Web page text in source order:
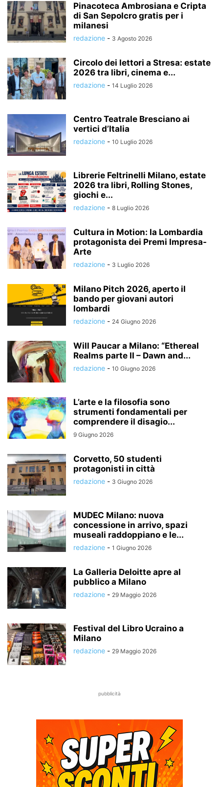
Pinacoteca Ambrosiana e Cripta
di San Sepolcro gratis per i
milanesi
redazione - 3 Agosto 2026
Circolo dei lettori a Stresa: estate
2026 tra libri, cinema e...
redazione - 14 Luglio 2026
Centro Teatrale Bresciano ai
vertici d’Italia
redazione - 10 Luglio 2026
Librerie Feltrinelli Milano, estate
2026 tra libri, Rolling Stones,
giochi e...
redazione - 8 Luglio 2026
Cultura in Motion: la Lombardia
protagonista dei Premi Impresa-
Arte
redazione - 3 Luglio 2026
Milano Pitch 2026, aperto il
bando per giovani autori
lombardi
redazione - 24 Giugno 2026
Will Paucar a Milano: “Ethereal
Realms parte II – Dawn and...
redazione - 10 Giugno 2026
L’arte e la filosofia sono
strumenti fondamentali per
comprendere il disagio...
9 Giugno 2026
Corvetto, 50 studenti
protagonisti in città
redazione - 3 Giugno 2026
MUDEC Milano: nuova
concessione in arrivo, spazi
museali raddoppiano e le...
redazione - 1 Giugno 2026
La Galleria Deloitte apre al
pubblico a Milano
redazione - 29 Maggio 2026
Festival del Libro Ucraino a
Milano
redazione - 29 Maggio 2026
pubblicità